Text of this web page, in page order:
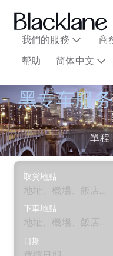
我們的服務 商
帮助
简体中文
黑专车服
單程
取貨地點
下車地點
日期